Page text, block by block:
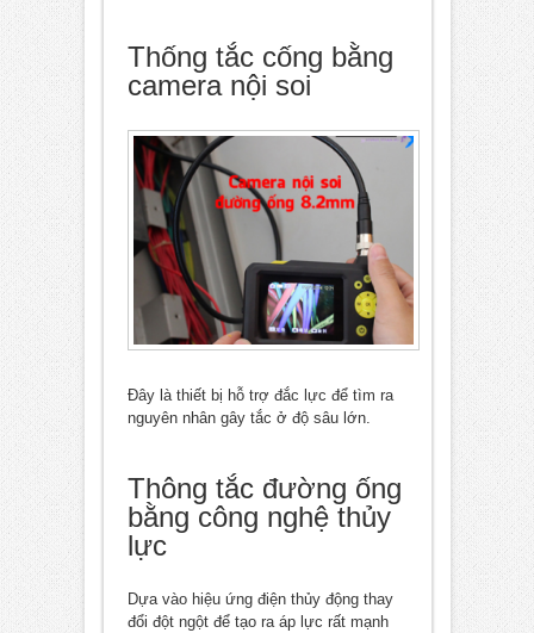
Thống tắc cống bằng
camera nội soi
Đây là thiết bị hỗ trợ đắc lực để tìm ra
nguyên nhân gây tắc ở độ sâu lớn.
Thông tắc đường ống
bằng công nghệ thủy
lực
Dựa vào hiệu ứng điện thủy động thay
đổi đột ngột để tạo ra áp lực rất mạnh